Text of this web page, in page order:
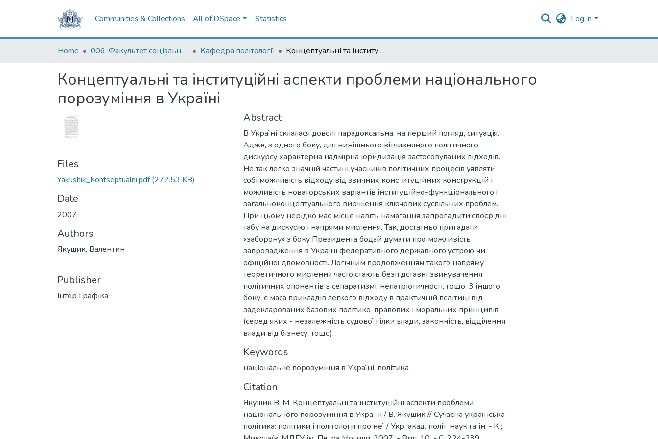
Communities & Collections All of DSpace Statistics Log In
Home 006. Факультет соціальних наук і соціальних технологій Кафедра політології Концептуальні та інституційні аспекти проблеми національного порозуміння в Україні
Концептуальні та інституційні аспекти проблеми національного
порозуміння в Україні
Files
Yakushik_Kontseptualni.pdf(272.53 KB)
Date
2007
Authors
Якушик, Валентин
Publisher
Інтер Графіка
Abstract
В Україні склалася доволі парадоксальна, на перший погляд, ситуація.
Адже, з одного боку, для нинішнього вітчизняного політичного
дискурсу характерна надмірна юридизація застосовуваних підходів.
Не так легко значній частині учасників політичних процесів уявляти
собі можливість відходу від звичних конституційних конструкцій і
можливість новаторських варіантів інституційно-функціонального і
загальноконцептуального вирішення ключових суспільних проблем.
При цьому нерідко має місце навіть намагання запровадити своєрідні
табу на дискусію і напрями мислення. Так, достатньо пригадати
«заборону» з боку Президента бодай думати про можливість
запровадження в Україні федеративного державного устрою чи
офіційної двомовності. Логічним продовженням такого напряму
теоретичного мислення часто стають безпідставні звинувачення
політичних опонентів в сепаратизмі, непатріотичності, тощо. З іншого
боку, є маса прикладів легкого відходу в практичній політиці від
задекларованих базових політико-правових і моральних принципів
(серед яких - незалежність судової гілки влади, законність, відділення
влади від бізнесу, тощо).
Keywords
національне порозуміння в Україні, політика
Citation
Якушик В. М. Концептуальні та інституційні аспекти проблеми
національного порозуміння в Україні / В. Якушик // Сучасна українська
політика: політики і політологи про неї / Укр. акад. політ. наук та ін. - К.;